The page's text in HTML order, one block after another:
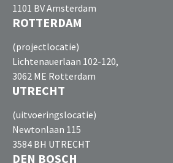
1101 BV Amsterdam
ROTTERDAM
(projectlocatie)
Lichtenauerlaan 102-120,
3062 ME Rotterdam
UTRECHT
(uitvoeringslocatie)
Newtonlaan 115
3584 BH UTRECHT
DEN BOSCH